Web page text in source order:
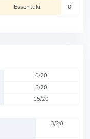
Essentuki 0
0/20
5/20
15/20
3/20